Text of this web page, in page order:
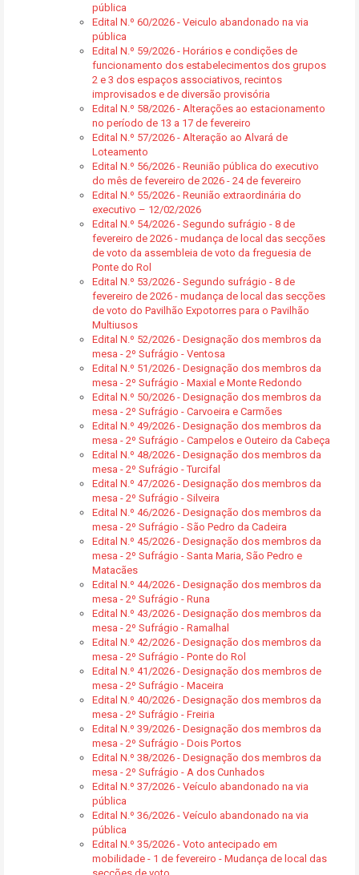
pública
Edital N.º 60/2026 - Veiculo abandonado na via
pública
Edital N.º 59/2026 - Horários e condições de
funcionamento dos estabelecimentos dos grupos
2 e 3 dos espaços associativos, recintos
improvisados e de diversão provisória
Edital N.º 58/2026 - Alterações ao estacionamento
no período de 13 a 17 de fevereiro
Edital N.º 57/2026 - Alteração ao Alvará de
Loteamento
Edital N.º 56/2026 - Reunião pública do executivo
do mês de fevereiro de 2026 - 24 de fevereiro
Edital N.º 55/2026 - Reunião extraordinária do
executivo – 12/02/2026
Edital N.º 54/2026 - Segundo sufrágio - 8 de
fevereiro de 2026 - mudança de local das secções
de voto da assembleia de voto da freguesia de
Ponte do Rol
Edital N.º 53/2026 - Segundo sufrágio - 8 de
fevereiro de 2026 - mudança de local das secções
de voto do Pavilhão Expotorres para o Pavilhão
Multiusos
Edital N.º 52/2026 - Designação dos membros da
mesa - 2º Sufrágio - Ventosa
Edital N.º 51/2026 - Designação dos membros da
mesa - 2º Sufrágio - Maxial e Monte Redondo
Edital N.º 50/2026 - Designação dos membros da
mesa - 2º Sufrágio - Carvoeira e Carmões
Edital N.º 49/2026 - Designação dos membros da
mesa - 2º Sufrágio - Campelos e Outeiro da Cabeça
Edital N.º 48/2026 - Designação dos membros da
mesa - 2º Sufrágio - Turcifal
Edital N.º 47/2026 - Designação dos membros da
mesa - 2º Sufrágio - Silveira
Edital N.º 46/2026 - Designação dos membros da
mesa - 2º Sufrágio - São Pedro da Cadeira
Edital N.º 45/2026 - Designação dos membros da
mesa - 2º Sufrágio - Santa Maria, São Pedro e
Matacães
Edital N.º 44/2026 - Designação dos membros da
mesa - 2º Sufrágio - Runa
Edital N.º 43/2026 - Designação dos membros da
mesa - 2º Sufrágio - Ramalhal
Edital N.º 42/2026 - Designação dos membros da
mesa - 2º Sufrágio - Ponte do Rol
Edital N.º 41/2026 - Designação dos membros de
mesa - 2º Sufrágio - Maceira
Edital N.º 40/2026 - Designação dos membros da
mesa - 2º Sufrágio - Freiria
Edital N.º 39/2026 - Designação dos membros da
mesa - 2º Sufrágio - Dois Portos
Edital N.º 38/2026 - Designação dos membros da
mesa - 2º Sufrágio - A dos Cunhados
Edital N.º 37/2026 - Veículo abandonado na via
pública
Edital N.º 36/2026 - Veículo abandonado na via
pública
Edital N.º 35/2026 - Voto antecipado em
mobilidade - 1 de fevereiro - Mudança de local das